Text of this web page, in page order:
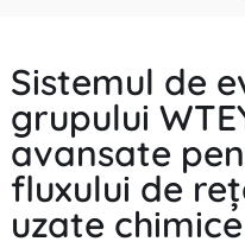
Sistemul de
grupului
avansate
fluxului de
uzate